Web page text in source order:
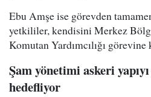
Ebu Amşe ise görevden
yetkililer, kendisini Merkez
Komutan Yardımcılığı görevine
Şam yönetimi askeri
hedefliyor